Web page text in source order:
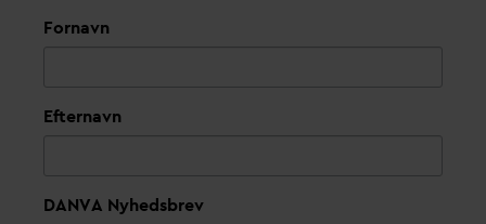
Fornavn
Efternavn
DANVA Nyhedsbrev